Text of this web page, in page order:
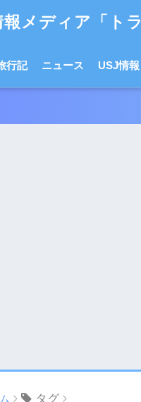
メディア「ト
行記 ニュース USJ情報
タグ